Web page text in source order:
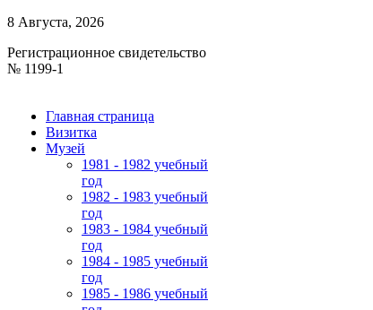
8 Августа, 2026
Регистрационное свидетельство
№ 1199-1
Главная страница
Визитка
Музей
1981 - 1982 учебный
год
1982 - 1983 учебный
год
1983 - 1984 учебный
год
1984 - 1985 учебный
год
1985 - 1986 учебный